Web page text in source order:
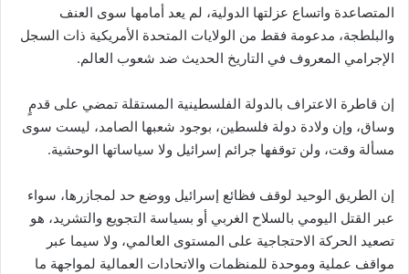
المتصاعدة واتساع عزلتها الدولية، لم يعد أمامها سوى العنف
والبلطجة، مدعومة فقط من الولايات المتحدة الأمريكية ذات السجل
الإجرامي المعروف في التاريخ الحديث ضد شعوب العالم.
إن قاطرة الاعتراف بالدولة الفلسطينية المستقلة تمضي على قدمٍ
وساق، وإن ولادة دولة فلسطين، بوجود شعبها الصامد، ليست سوى
مسألة وقت، ولن توقفها جرائم إسرائيل ولا سياساتها الوحشية.
إن الطريق الوحيد لوقف فظائع إسرائيل ووضع حد لمجازرها، سواء
عبر القتل اليومي بالسلاح الغربي أو بسياسة التجويع والتشريد، هو
تصعيد الحركة الاحتجاجية على المستوى العالمي، ولا سيما عبر
مواقف عملية وموحدة للمنظمات والاتحادات العمالية لمواجهة ما